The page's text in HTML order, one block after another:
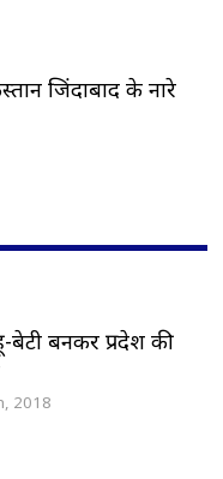
जिंदाबाद के नारे
बेटी बनकर प्रदेश की
2018